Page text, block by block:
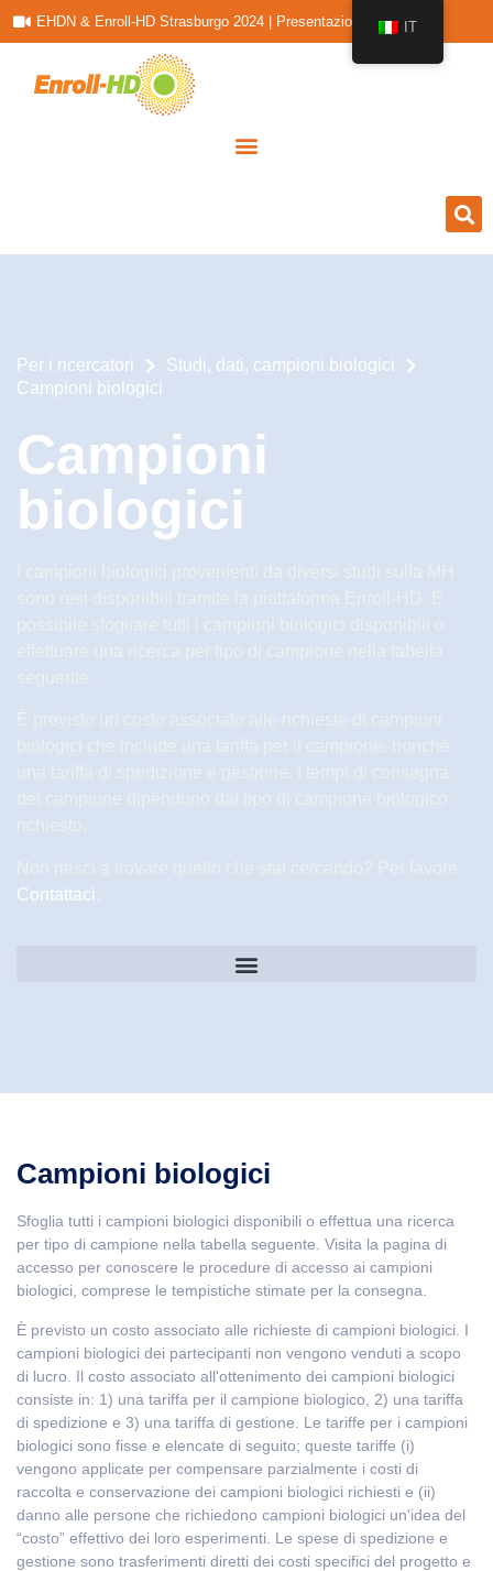
EHDN & Enroll-HD Strasburgo 2024 | Presentazioni
Per i ricercatori
Studi, dati, campioni biologici
Campioni biologici
Campioni
biologici
Contattaci
Campioni biologici
Sfoglia tutti i campioni biologici disponibili o effettua una ricerca
per tipo di campione nella tabella seguente. Visita la pagina di
accesso per conoscere le procedure di accesso ai campioni
biologici, comprese le tempistiche stimate per la consegna.
È previsto un costo associato alle richieste di campioni biologici. I
campioni biologici dei partecipanti non vengono venduti a scopo
di lucro. Il costo associato all'ottenimento dei campioni biologici
consiste in: 1) una tariffa per il campione biologico, 2) una tariffa
di spedizione e 3) una tariffa di gestione. Le tariffe per i campioni
biologici sono fisse e elencate di seguito; queste tariffe (i)
vengono applicate per compensare parzialmente i costi di
raccolta e conservazione dei campioni biologici richiesti e (ii)
danno alle persone che richiedono campioni biologici un'idea del
“costo” effettivo dei loro esperimenti. Le spese di spedizione e
gestione sono trasferimenti diretti dei costi specifici del progetto e